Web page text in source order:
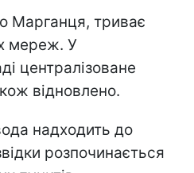
Марганця, триває
мереж. У
централізоване
відновлено.
надходить до
розпочинається